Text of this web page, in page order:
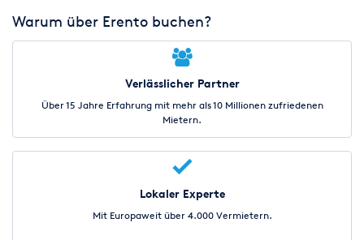
Warum über Erento buchen?
Verlässlicher Partner
Über 15 Jahre Erfahrung mit mehr als 10 Millionen zufriedenen
Mietern.
Lokaler Experte
Mit Europaweit über 4.000 Vermietern.